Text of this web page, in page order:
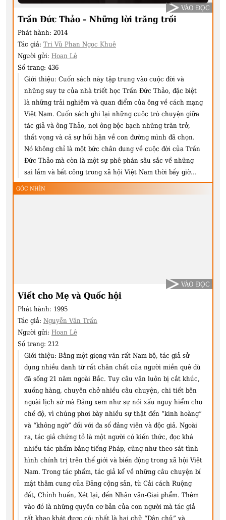
Trần Đức Thảo – Những lời trăng trối
Phát hành: 2014
Tác giả: Tri Vũ Phan Ngọc Khuê
Người gửi: Hoan Lê
Số trang: 436
Giới thiệu: Cuốn sách này tập trung vào cuộc đời và
những suy tư của nhà triết học Trần Đức Thảo, đặc biệt
là những trải nghiệm và quan điểm của ông về cách mạng
Việt Nam. Cuốn sách ghi lại những cuộc trò chuyện giữa
tác giả và ông Thảo, nơi ông bộc bạch những trăn trở,
thất vọng và cả sự hối hận về con đường mình đã chọn.
Nó không chỉ là một bức chân dung về cuộc đời của Trần
Đức Thảo mà còn là một sự phê phán sâu sắc về những
sai lầm và bất công trong xã hội Việt Nam thời bấy giờ...
VÀO ĐỌC
GÓC NHÌN
Viết cho Mẹ và Quốc hội
Phát hành: 1995
Tác giả: Nguyễn Văn Trấn
Người gửi: Hoan Lê
Số trang: 212
Giới thiệu: Bằng một giọng văn rất Nam bộ, tác giả sử
dụng nhiều danh từ rất chân chất của người miền quê dù
đã sống 21 năm ngoài Bắc. Tuy câu văn luôn bị cắt khúc,
xuống hàng, chuyên chở nhiều câu chuyện, chi tiết bên
ngoài lịch sử mà Đảng xem như sự nói xấu nguy hiểm cho
chế độ, vì chúng phơi bày nhiều sự thật đến “kinh hoàng”
và “không ngờ” đối với đa số đảng viên và độc giả. Ngoài
ra, tác giả chứng tỏ là một người có kiến thức, đọc khá
nhiều tác phẩm bằng tiếng Pháp, cũng như theo sát tình
hình chính trị trên thế giới và biến động trong xã hội Việt
Nam. Trong tác phẩm, tác giả kể về những câu chuyện bí
mật thâm cung của Đảng cộng sản, từ Cải cách Ruộng
đất, Chỉnh huấn, Xét lại, đến Nhân văn-Giai phẩm. Thêm
vào đó là những quyền cơ bản của con người mà tác giả
rất khao khát được có; nhất là hai chữ “Dân chủ” và
VÀO ĐỌC